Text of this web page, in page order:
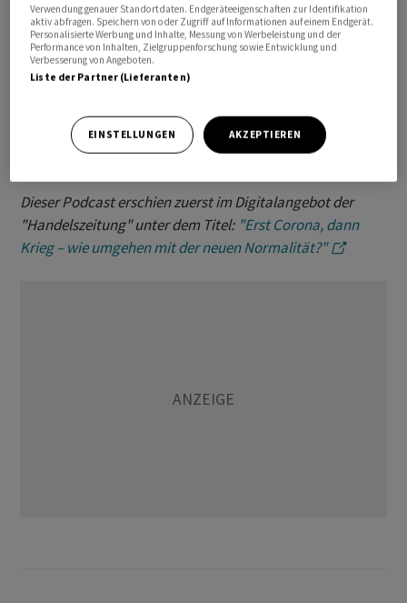
in Wirtschaft und Gesellschaft nicht zu vernachlässigen,
wenn wir von einer Krise zur nächsten springen?Welche
Trends und Bedürfnisse sind tatsächlich entscheidend?
Und wie können wir uns Fleiss und Leidenschaft für
Thema Work-Life-Balance umtreibt?
Dieser Podcast erschien zuerst im Digitalangebot der
"Handelszeitung" unter dem Titel: "Erst Corona, dann
Krieg – wie umgehen mit der neuen Normalität?"
Verwendung genauer Standortdaten. Endgeräteeigenschaften zur Identifikation
aktiv abfragen. Speichern von oder Zugriff auf Informationen auf einem Endgerät.
Personalisierte Werbung und Inhalte, Messung von Werbeleistung und der
Performance von Inhalten, Zielgruppenforschung sowie Entwicklung und
Verbesserung von Angeboten.
Liste der Partner (Lieferanten)
EINSTELLUNGEN AKZEPTIEREN